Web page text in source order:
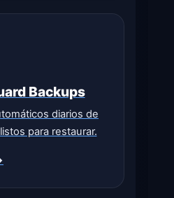
Backups
diarios de
para restaurar.